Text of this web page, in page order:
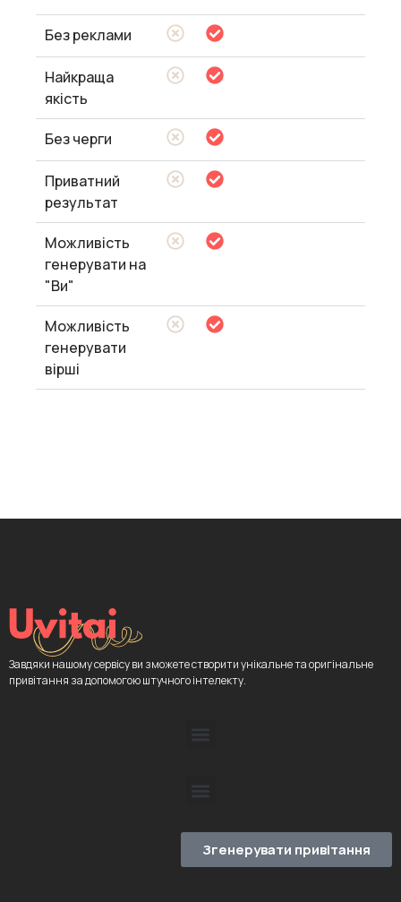
Без реклами
Найкраща
якість
Без черги
Приватний
результат
Можливість
генерувати на
"Ви"
Можливість
генерувати
вірші
Завдяки нашому сервісу ви зможете створити унікальне та оригінальне
привітання за допомогою штучного інтелекту.
Згенерувати привітання